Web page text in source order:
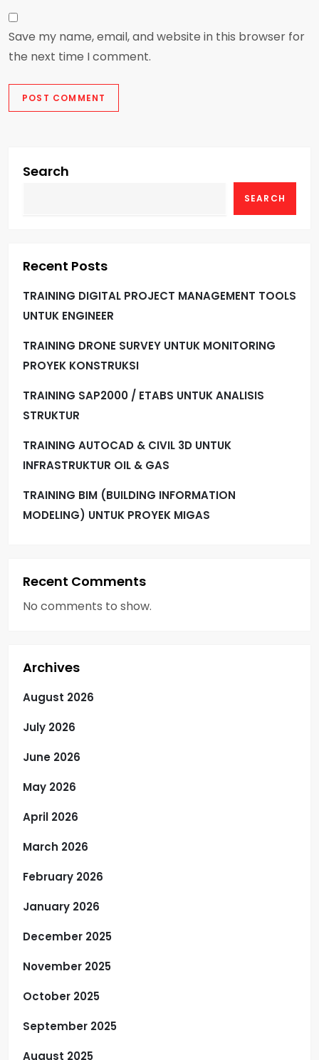
Save my name, email, and website in this browser for
the next time I comment.
Search
SEARCH
Recent Posts
TRAINING DIGITAL PROJECT MANAGEMENT TOOLS
UNTUK ENGINEER
TRAINING DRONE SURVEY UNTUK MONITORING
PROYEK KONSTRUKSI
TRAINING SAP2000 / ETABS UNTUK ANALISIS
STRUKTUR
TRAINING AUTOCAD & CIVIL 3D UNTUK
INFRASTRUKTUR OIL & GAS
TRAINING BIM (BUILDING INFORMATION
MODELING) UNTUK PROYEK MIGAS
Recent Comments
No comments to show.
Archives
August 2026
July 2026
June 2026
May 2026
April 2026
March 2026
February 2026
January 2026
December 2025
November 2025
October 2025
September 2025
August 2025